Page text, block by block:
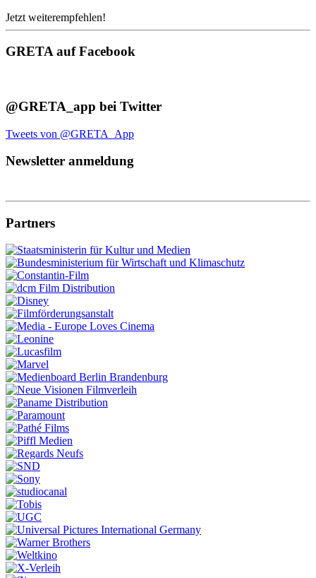
Jetzt weiterempfehlen!
GRETA auf Facebook
@GRETA_app bei Twitter
Tweets von @GRETA_App
Newsletter anmeldung
Partners